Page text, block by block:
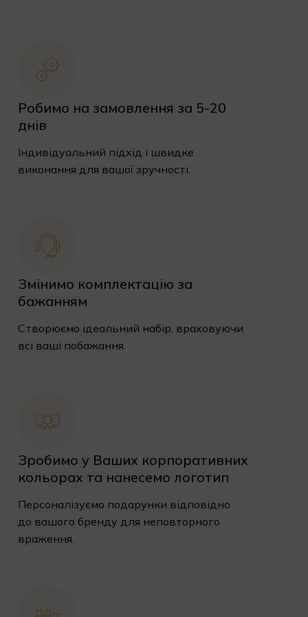
Робимо на замовлення за 5-20
днів
Індивідуальний підхід і швидке
виконання для вашої зручності.
Змінимо комплектацію за
бажанням
Створюємо ідеальний набір, враховуючи
всі ваші побажання.
Зробимо у Ваших корпоративних
кольорах та нанесемо логотип
Персоналізуємо подарунки відповідно
до вашого бренду для неповторного
враження.